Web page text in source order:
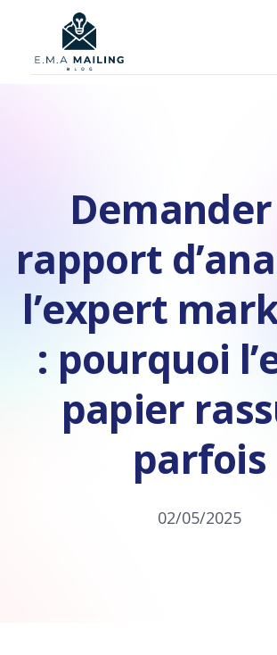
rapport
l’expert
: pourquoi
papier
parfois
02/05/2025